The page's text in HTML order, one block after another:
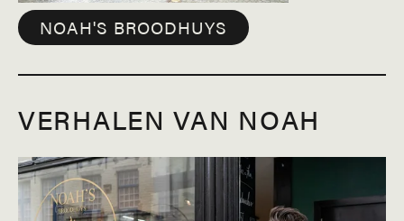
NOAH'S BROODHUYS
VERHALEN VAN NOAH